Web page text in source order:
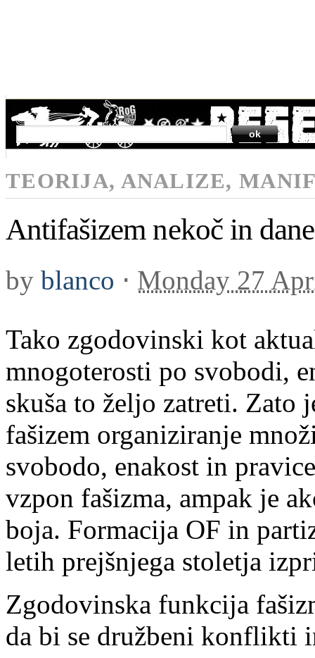
SEARCH
TEORIJA, ANALIZE,
Antifašizem nekoč in
by blanco ⋅ Monday 27
Tako zgodovinski kot
mnogoterosti po svobodi,
skuša to željo zatreti.
fašizem organiziranje
svobodo, enakost in
vzpon fašizma, ampak je
boja. Formacija OF in
letih prejšnjega stoletja
Zgodovinska funkcija
da bi se družbeni konflikti